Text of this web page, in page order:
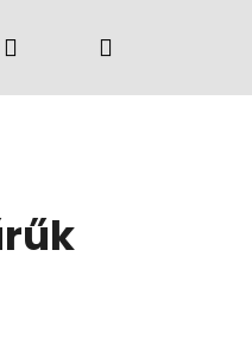
Bejelentkezés